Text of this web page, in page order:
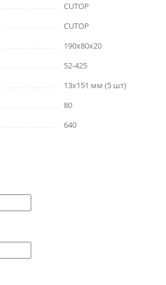
CUTOP
CUTOP
190x80x20
52-425
13х151 мм (5 шт)
80
640